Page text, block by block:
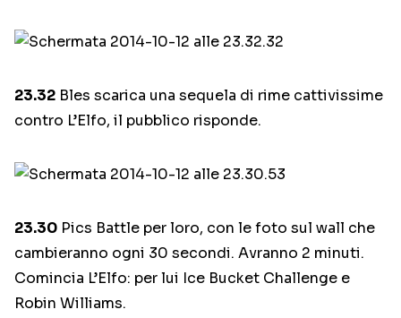
23.32 Bles scarica una sequela di rime cattivissime
contro L’Elfo, il pubblico risponde.
23.30 Pics Battle per loro, con le foto sul wall che
cambieranno ogni 30 secondi. Avranno 2 minuti.
Comincia L’Elfo: per lui Ice Bucket Challenge e
Robin Williams.